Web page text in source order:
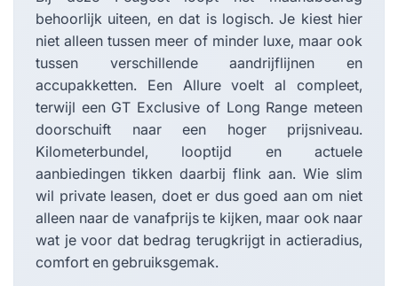
behoorlijk uiteen, en dat is logisch. Je kiest hier
niet alleen tussen meer of minder luxe, maar ook
tussen verschillende aandrijflijnen en
accupakketten. Een Allure voelt al compleet,
terwijl een GT Exclusive of Long Range meteen
doorschuift naar een hoger prijsniveau.
Kilometerbundel, looptijd en actuele
aanbiedingen tikken daarbij flink aan. Wie slim
wil private leasen, doet er dus goed aan om niet
alleen naar de vanafprijs te kijken, maar ook naar
wat je voor dat bedrag terugkrijgt in actieradius,
comfort en gebruiksgemak.